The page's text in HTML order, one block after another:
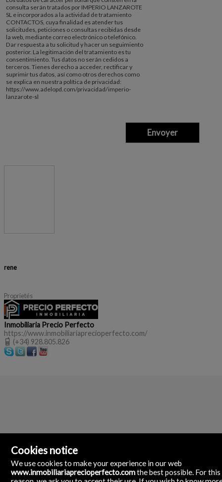
consulta serán tratados por IMPERIO LANZAROTE
SL e incorporados a la actividad de tratamiento
CONTACTOS, cuya finalidad es atender tus
solicitudes, peticiones o consultas recibidas desde
la web, mediante correo electrónico o telefónico.
Dar respuesta a tu solicitud y hacer un seguimiento
posterior. La legitimación del tratamiento es tu
consentimiento. Tus datos no serán cedidos a
terceros. Tienes derecho a acceder, rectificar y
suprimir tus datos, así como otros derechos como
se explica en nuestra política de privacidad:
https://www.adelopd.com/privacidad/imperio-
lanzarote-sl
rene
Proprietés
Inmobiliaria Precio Perfecto
https://www.inmobiliariaprecioperfecto.com/
(+34) 928.805.826
Cookies notice
We use cookies to make your experience in our web
www.inmobiliariaprecioperfecto.comthe best possible. For this